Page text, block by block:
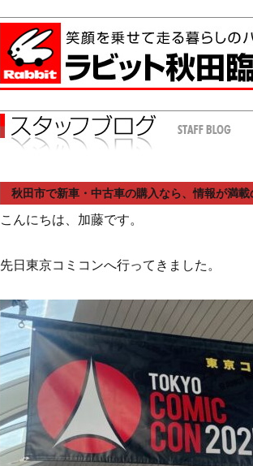
秋田市で新車・中古車の購入なら、情報が満載
こんにちは、加藤です。
先日東京コミコンへ行ってきました。